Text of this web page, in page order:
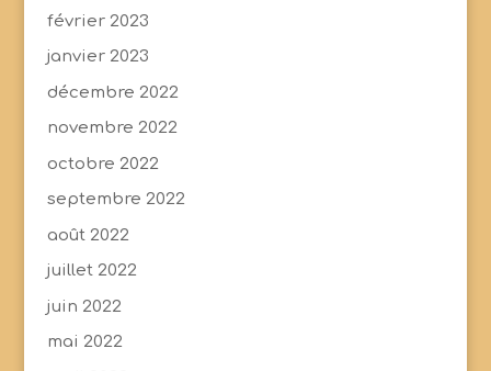
février 2023
janvier 2023
décembre 2022
novembre 2022
octobre 2022
septembre 2022
août 2022
juillet 2022
juin 2022
mai 2022